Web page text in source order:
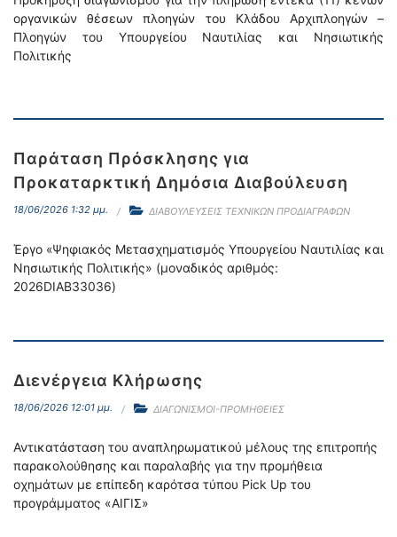
οργανικών θέσεων πλοηγών του Κλάδου Αρχιπλοηγών –
Πλοηγών του Υπουργείου Ναυτιλίας και Νησιωτικής
Πολιτικής
Παράταση Πρόσκλησης για
Προκαταρκτική Δημόσια Διαβούλευση
18/06/2026 1:32 μμ. ΔΙΑΒΟΥΛΕΥΣΕΙΣ ΤΕΧΝΙΚΩΝ ΠΡΟΔΙΑΓΡΑΦΩΝ
Έργο «Ψηφιακός Μετασχηματισμός Υπουργείου Ναυτιλίας και
Νησιωτικής Πολιτικής» (μοναδικός αριθμός:
2026DIAB33036)
Διενέργεια Κλήρωσης
18/06/2026 12:01 μμ. ΔΙΑΓΩΝΙΣΜΟΙ-ΠΡΟΜΗΘΕΙΕΣ
Αντικατάσταση του αναπληρωματικού μέλους της επιτροπής
παρακολούθησης και παραλαβής για την προμήθεια
οχημάτων με επίπεδη καρότσα τύπου Pick Up του
προγράμματος «ΑΙΓΙΣ»